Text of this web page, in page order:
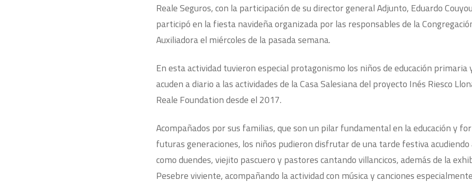
Reale Seguros, con la participación de su director general Adjunto, Eduardo
participó en la fiesta navideña organizada por las responsables de la
Auxiliadora el miércoles de la pasada semana.
En esta actividad tuvieron especial protagonismo los niños deeducación primaria
acuden a diario a las actividades de la Casa Salesiana del proyecto Inés Riesco
Reale Foundation desde el 2017.
Acompañados por sus familias, que son un pilar fundamental en la educación y
futuras generaciones, los niños pudieron disfrutarde una tarde festiva
como duendes, viejito pascuero y pastores cantando villancicos, además de la
Pesebre viviente, acompañando la actividad con música y canciones